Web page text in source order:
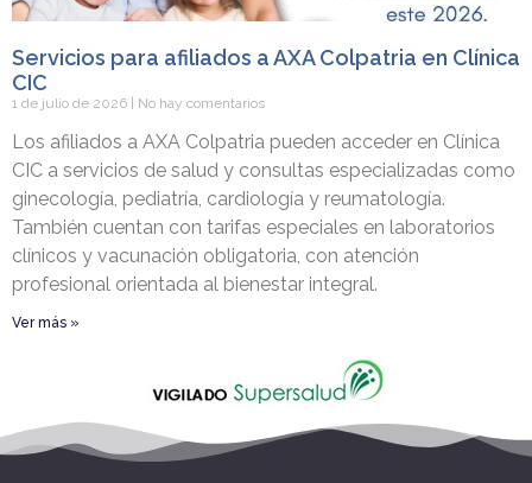
Servicios para afiliados a AXA Colpatria en Clínica
CIC
1 de julio de 2026 No hay comentarios
Los afiliados a AXA Colpatria pueden acceder en Clínica
CIC a servicios de salud y consultas especializadas como
ginecología, pediatría, cardiología y reumatología.
También cuentan con tarifas especiales en laboratorios
clínicos y vacunación obligatoria, con atención
profesional orientada al bienestar integral.
Ver más »